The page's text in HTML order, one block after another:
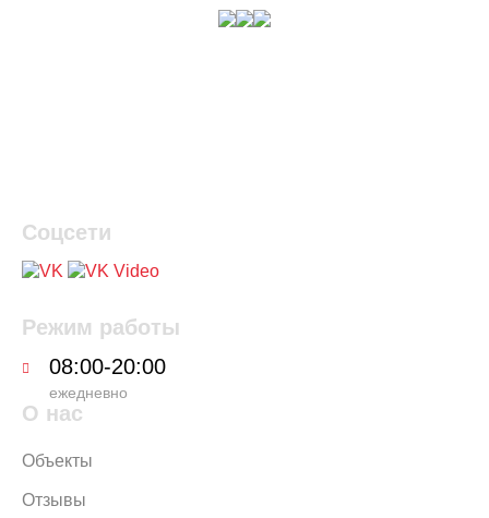
Соцсети
Режим работы
08:00-20:00
ежедневно
О нас
Объекты
Отзывы